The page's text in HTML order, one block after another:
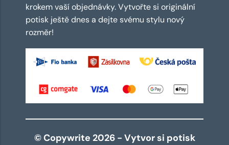
krokem vaší objednávky. Vytvořte si originální
potisk ještě dnes a dejte svému stylu nový
rozměr!
© Copywrite 2026 - Vytvor si potisk